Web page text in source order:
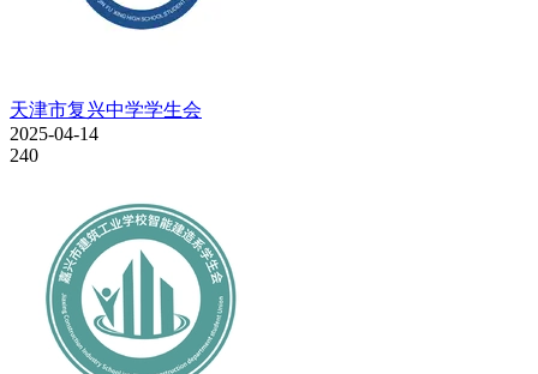
天津市复兴中学学生会
2025-04-14
240